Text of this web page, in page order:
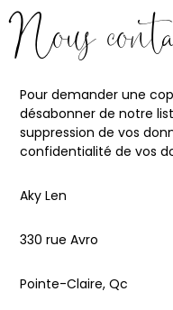
Nous
Pour demander une
désabonner de notre
suppression de vos
confidentialité de vos
Aky Len
330 rue Avro
Pointe-Claire, Qc